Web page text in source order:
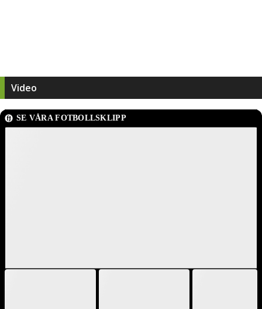
Video
SE VÅRA FOTBOLLSKLIPP